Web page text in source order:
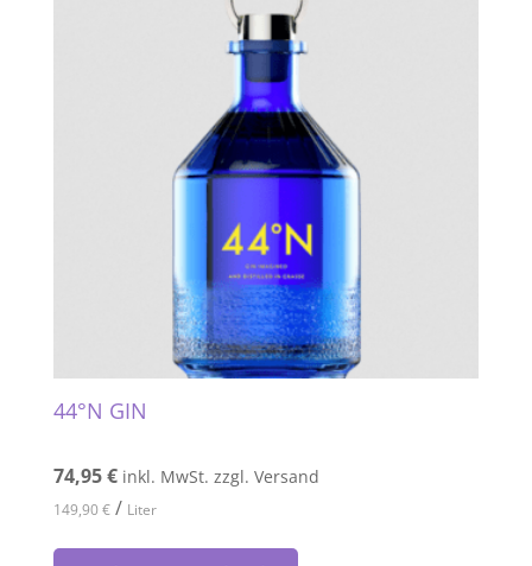
44°N GIN
74,95€ inkl. MwSt. zzgl. Versand
149,90€/ Liter